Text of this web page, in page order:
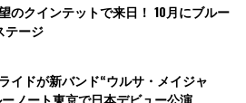
のクインテットで来日！ 10月にブルー
テージ
イドが新バンド“ウルサ・メイジャ
ノート東京で日本デビュー公演